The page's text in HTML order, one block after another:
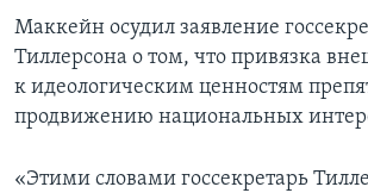
Маккейн осудил заявление
Тиллерсона о том, что привязка
к идеологическим ценностям
продвижению национальных
«Этими словами госсекретарь